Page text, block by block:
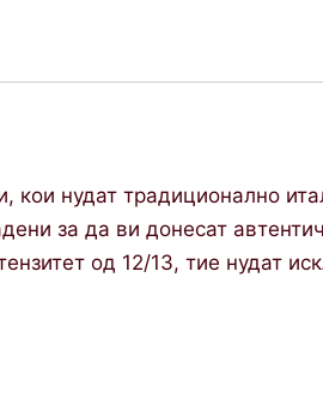
нудат традиционално
за да ви донесат
од 12/13, тие нудат